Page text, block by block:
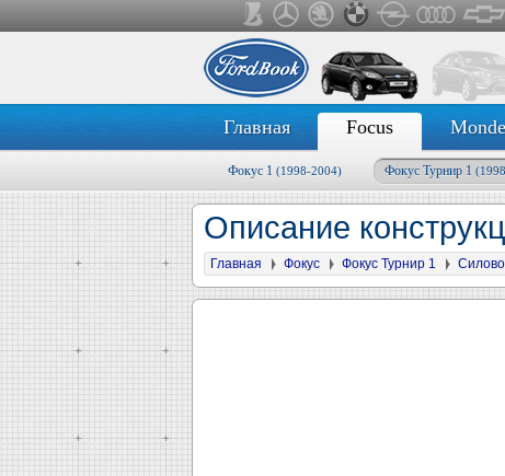
Главная Focus
Фокус 1 (1998-2004) Фокус Турнир 1
Описание
Главная Фокус Фокус Турнир 1